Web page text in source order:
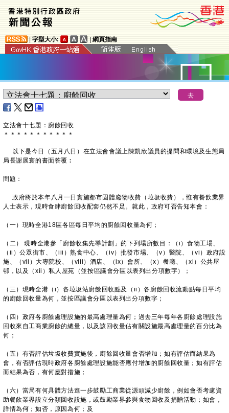
字型大小: 網頁指南
立法會十七題：廚餘回收
＊ ＊ ＊ ＊ ＊ ＊ ＊ ＊ ＊ ＊ ＊
以下是今日（五月八日）在立法會會議上陳凱欣議員的提問和環境及生態局
局長謝展寰的書面答覆︰
問題：
政府將於本年八月一日實施都市固體廢物收費（垃圾收費），惟有餐飲業界
人士表示，現時食肆廚餘回收配套仍然不足。就此，政府可否告知本會：
（一）現時全港18區各區每日平均的廚餘回收量為何；
（二） 現時全港參「廚餘收集先導計劃」的下列場所數目：（i）食物工場、
（ii）公眾街市、（iii）熟食中心、（iv）批發市場、（v）醫院、（vi）政府設
施、（vii）大專院校、（viii）酒店、（ix）會所、（x）餐廳、（xi）公共屋
邨，以及（xii）私人屋苑（並按區議會分區以表列出分項數字）；
（三）現時全港（i）各垃圾站廚餘回收點及（ii）各廚餘回收流動點每日平均
的廚餘回收量為何，並按區議會分區以表列出分項數字；
（四）政府各廚餘處理設施的最高處理量為何；過去三年每年各廚餘處理設施
回收來自工商業廚餘的總量，以及該回收量佔有關設施最高處理量的百分比為
何；
（五）有否評估垃圾收費實施後，廚餘回收量會否增加；如有評估而結果為
會，有否評估現時政府各廚餘處理設施能否應付增加的廚餘回收量；如有評估
而結果為否，有何應對措施；
（六）當局有何具體方法進一步鼓勵工商業從源頭減少廚餘，例如會否考慮資
助餐飲業界設立分類回收設施，或鼓勵業界參與食物回收及捐贈活動；如會，
詳情為何；如否，原因為何；及